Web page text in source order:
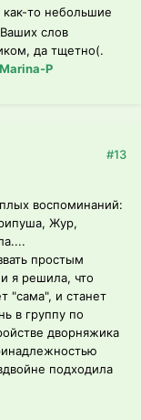
то небольшие
слов
да тщетно(.
P
#13
воспоминаний:
Жур,
простым
я решила, что
"сама", и станет
в группу по
дворняжика
подходила